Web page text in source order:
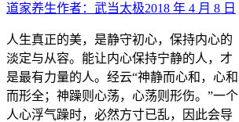
道家养生作者： 武当太极2018 年 4 月 8 日
人生真正的美，是静守初心，保持内心的
淡定与从容。能让内心保持宁静的人，才
是最有力量的人。经云“神静而心和，心和
而形全；神躁则心荡，心荡则形伤。”一个
人心浮气躁时，必然方寸已乱，因此会导